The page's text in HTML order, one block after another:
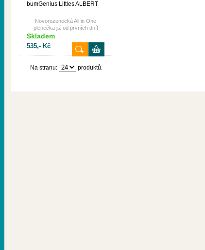
bumGenius Littles ALBERT
Novorozenecká All in One
plenečka již od prvních dní!
Skladem
535,- Kč
Na stranu: produktů.